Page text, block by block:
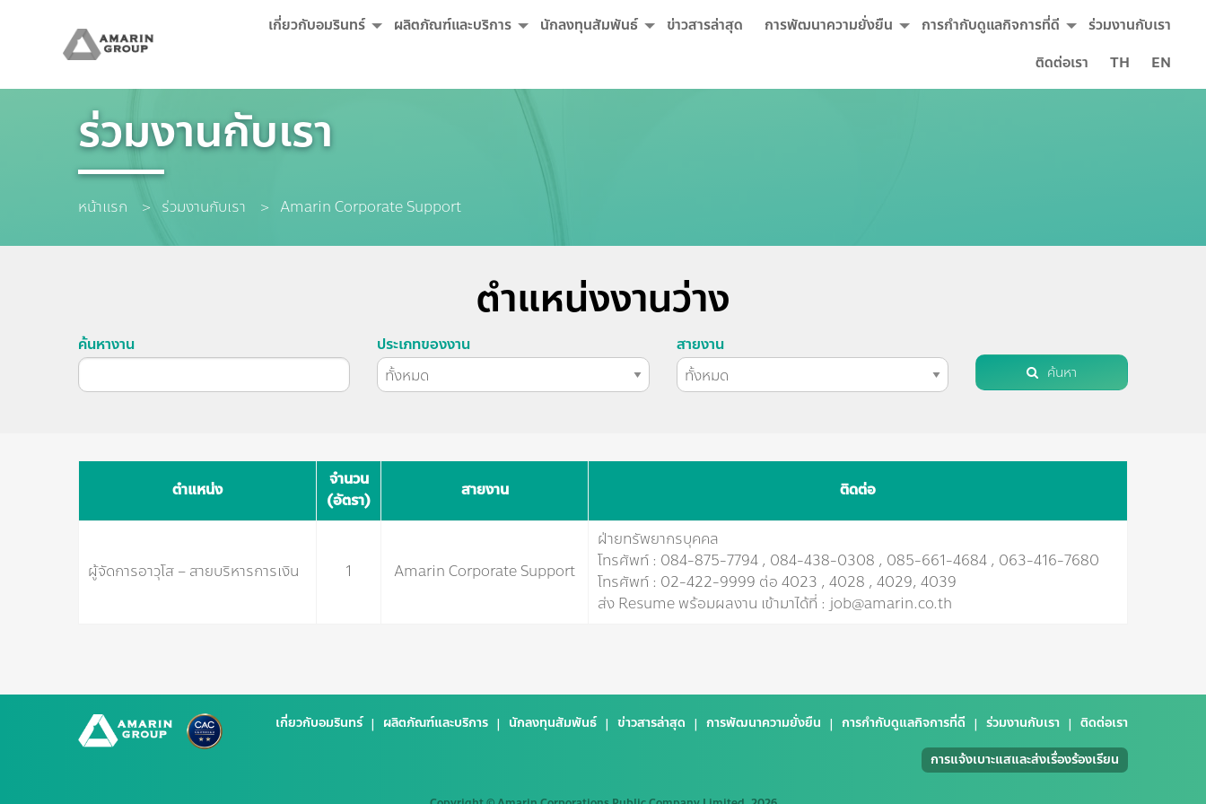
เกี่ยวกับอมรินทร์ ผลิตภัณฑ์และบริการ นักลงทุนสัมพันธ์ ข่าวสารล่าสุด การพัฒนาความยั่งยืน การกำกับดูแลกิจการที่ดี
ร่วมงานกับเรา
ติดต่อเรา
TH EN
ร่วมงานกับเรา
หน้าแรก ร่วมงานกับเรา Current:
Amarin Corporate Support
ตำแหน่งงานว่าง
ค้นหางาน ประเภทของงาน สายงาน
ค้นหา
ตำแหน่ง
จำนวน
(อัตรา)
สายงาน ติดต่อ
ผู้จัดการอาวุโส – สายบริหารการเงิน 1 Amarin Corporate Support
ฝ่ายทรัพยากรบุคคล
โทรศัพท์ : 084-875-7794 , 084-438-0308 , 085-661-4684 , 063-416-7680
โทรศัพท์ : 02-422-9999 ต่อ 4023 , 4028 , 4029, 4039
ส่ง Resume พร้อมผลงาน เข้ามาได้ที่ : job@amarin.co.th
เกี่ยวกับอมรินทร์ ผลิตภัณฑ์และบริการ นักลงทุนสัมพันธ์ ข่าวสารล่าสุด การพัฒนาความยั่งยืน การกำกับดูแลกิจการที่ดี ร่วมงานกับเรา
ติดต่อเรา
การแจ้งเบาะแสและส่งเรื่องร้องเรียน